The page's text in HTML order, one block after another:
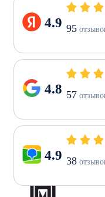
4.9 95
4.8 57
4.9 38